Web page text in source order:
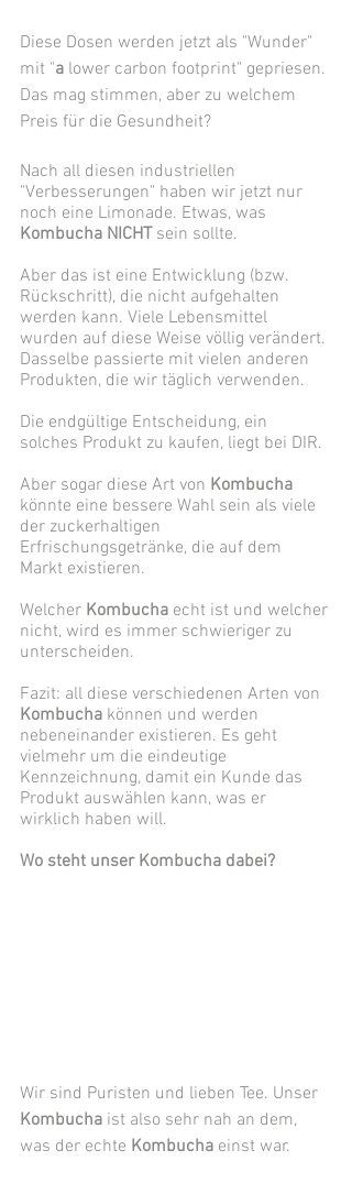
Diese Dosen werden jetzt als "Wunder"
mit "a lower carbon footprint" gepriesen.
Das mag stimmen, aber zu welchem
Preis für die Gesundheit?
Nach all diesen industriellen
"Verbesserungen" haben wir jetzt nur
noch eine Limonade. Etwas, was
Kombucha NICHT sein sollte.
Aber das ist eine Entwicklung (bzw.
Rückschritt), die nicht aufgehalten
werden kann. Viele Lebensmittel
wurden auf diese Weise völlig verändert.
Dasselbe passierte mit vielen anderen
Produkten, die wir täglich verwenden.
Die endgültige Entscheidung, ein
solches Produkt zu kaufen, liegt bei DIR.
Aber sogar diese Art von Kombucha
könnte eine bessere Wahl sein als viele
der zuckerhaltigen
Erfrischungsgetränke, die auf dem
Markt existieren.
Welcher Kombucha echt ist und welcher
nicht, wird es immer schwieriger zu
unterscheiden.
Fazit: all diese verschiedenen Arten von
Kombucha können und werden
nebeneinander existieren. Es geht
vielmehr um die eindeutige
Kennzeichnung, damit ein Kunde das
Produkt auswählen kann, was er
wirklich haben will.
Wo steht unser Kombucha dabei?
Wir sind Puristen und lieben Tee. Unser
Kombucha ist also sehr nah an dem,
was der echte Kombucha einst war.